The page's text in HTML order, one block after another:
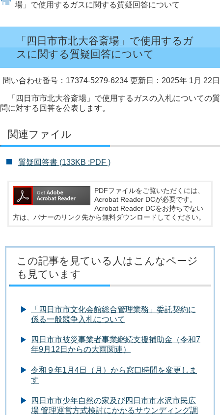
場」で使用するガスに関する質疑回答について
「四日市市北大谷斎場」で使用するガ
スに関する質疑回答について
問い合わせ番号：17374-5279-6234 更新日：2025年 1月 22日
「四日市市北大谷斎場」で使用するガスの入札についての質
問に対する回答を公表します。
関連ファイル
質疑回答書 (133KB :PDF )
PDFファイルをご覧いただくには、
Acrobat Reader DCが必要です。
Acrobat Reader DCをお持ちでない
方は、バナーのリンク先から無料ダウンロードしてください。
この記事を見ている人はこんなページ
も見ています
「四日市市文化会館総合管理業務」委託契約に
係る一般競争入札について
四日市市被災事業者事業継続支援補助金（令和7
年9月12日からの大雨関連）
令和９年1月4日（月）から窓口時間を変更しま
す
四日市市少年自然の家及び四日市市水沢市民広
場 管理運営方式検討にかかるサウンディング調